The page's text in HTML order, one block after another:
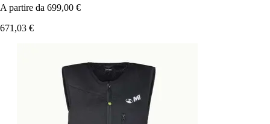
A partire da 699,00 €
671,03 €